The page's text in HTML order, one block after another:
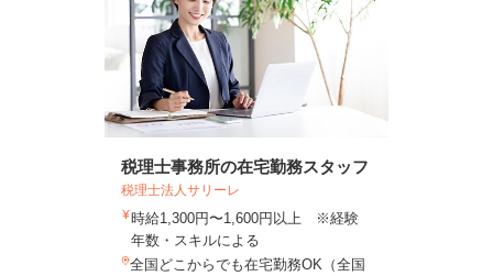
税理士事務所の在宅勤務スタッフ
税理士法人サリーレ
時給1,300円〜1,600円以上 ※経験
年数・スキルによる
全国どこからでも在宅勤務OK（全国